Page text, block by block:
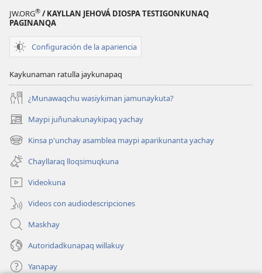
2021
JW.ORG® / KAYLLAN JEHOVÁ DIOSPA TESTIGONKUNAQ
PAGINANQA
Configuración de la apariencia
Kaykunaman ratulla jaykunapaq
¿Munawaqchu wasiykiman jamunaykuta?
Maypi juñunakunaykipaq yachay
(abre
una
nueva
ventana)
Kinsa p'unchay asamblea maypi aparikunanta yachay
(abre
una
nueva
ventana)
Chayllaraq lloqsimuqkuna
Videokuna
Videos con audiodescripciones
Maskhay
Autoridadkunapaq willakuy
Yanapay